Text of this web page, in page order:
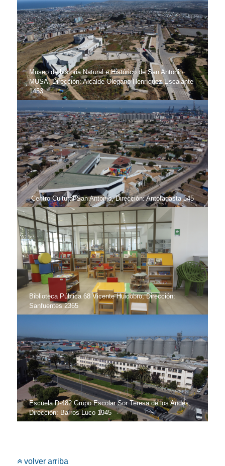
Museo de historia Natural e Histórico de San Antonio
MUSA, Dirección: Alcalde Olegario Henríquez Escalante
1453
Centro Cultural San Antonio, Dirección: Antofagasta 545
Biblioteca Pública 68 Vicente Huidobro, Dirección:
Sanfuentes 2365
Escuela D-482 Grupo Escolar Sor Teresa de los Andes,
Dirección: Barros Luco 1945
volver arriba